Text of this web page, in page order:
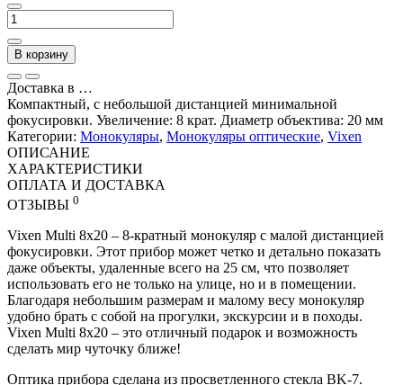
В корзину
Доставка в …
Компактный, с небольшой дистанцией минимальной
фокусировки. Увеличение: 8 крат. Диаметр объектива: 20 мм
Категории: Монокуляры, Монокуляры оптические, Vixen
ОПИСАНИЕ
ХАРАКТЕРИСТИКИ
ОПЛАТА И ДОСТАВКА
ОТЗЫВЫ 0
Vixen Multi 8x20 – 8-кратный монокуляр с малой дистанцией
фокусировки. Этот прибор может четко и детально показать
даже объекты, удаленные всего на 25 см, что позволяет
использовать его не только на улице, но и в помещении.
Благодаря небольшим размерам и малому весу монокуляр
удобно брать с собой на прогулки, экскурсии и в походы.
Vixen Multi 8x20 – это отличный подарок и возможность
сделать мир чуточку ближе!
Оптика прибора сделана из просветленного стекла BK-7.